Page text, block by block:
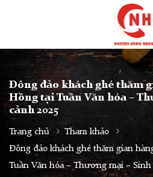
Đông đảo khách ghé thăm
Hồng tại Tuần Văn hóa –
cảnh 2025
Trang chủ
Tham khảo
Đông đảo khách ghé thăm gian
Tuần Văn hóa – Thương mại – Sinh